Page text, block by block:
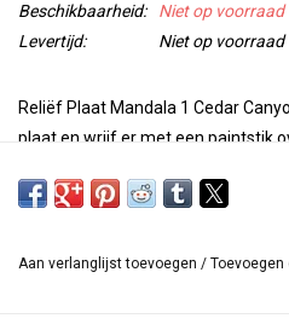
Beschikbaarheid:
Niet op voorraad
Levertijd:
Niet op voorraad
Reliëf Plaat Mandala 1 Cedar
plaat en wrijf er met een paintstik
Aan verlanglijst toevoegen / Toevoegen